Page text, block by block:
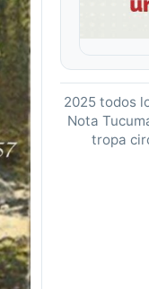
2025 todos
Nota
tropa